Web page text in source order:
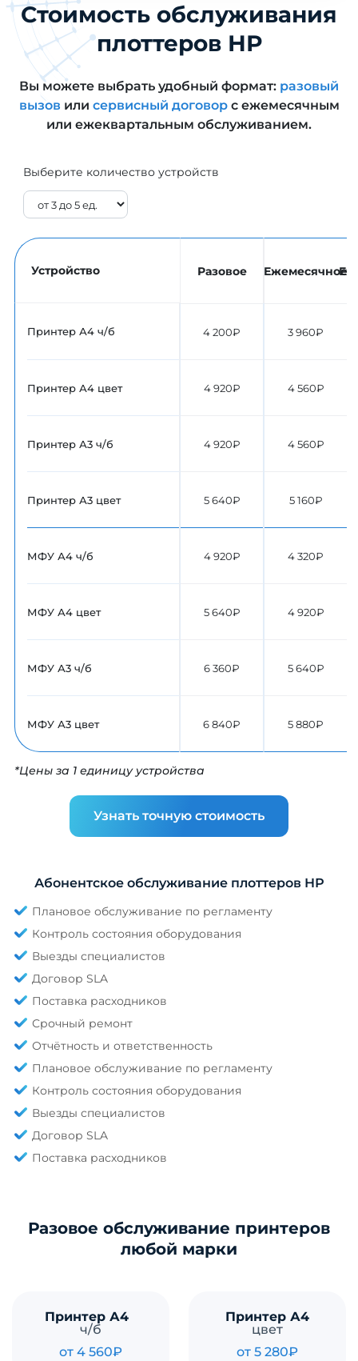
Стоимость обслуживания
плоттеров НР
Вы можете выбрать удобный формат: разовый
вызов или сервисный договорс ежемесячным
или ежеквартальным обслуживанием.
Выберите количество устройств
Устройство
Принтер А4 ч/б
Принтер А4 цвет
Принтер А3 ч/б
Принтер А3 цвет
МФУ А4 ч/б
МФУ А4 цвет
МФУ А3 ч/б
МФУ А3 цвет
Разовое
4 200₽
4 920₽
4 920₽
5 640₽
4 920₽
5 640₽
6 360₽
6 840₽
Ежемесячное
3 960₽
4 560₽
4 560₽
5 160₽
4 320₽
4 920₽
5 640₽
5 880₽
*Цены за 1 единицу устройства
Узнать точную стоимость
Абонентское обслуживание плоттеров НР
Плановое обслуживание по регламенту
Контроль состояния оборудования
Выезды специалистов
Договор SLA
Поставка расходников
Срочный ремонт
Отчётность и ответственность
Плановое обслуживание по регламенту
Контроль состояния оборудования
Выезды специалистов
Договор SLA
Поставка расходников
Разовое обслуживание принтеров
любой марки
Принтер А4
ч/б
от 4 560₽
Принтер А4
цвет
от 5 280₽